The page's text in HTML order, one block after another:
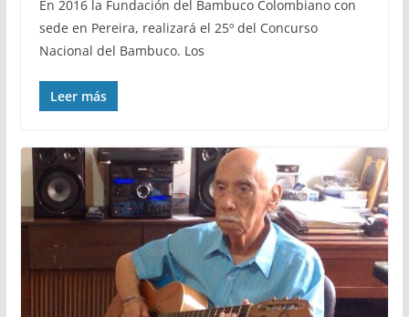
En 2016 la Fundación del Bambuco Colombiano con
sede en Pereira, realizará el 25º del Concurso
Nacional del Bambuco. Los
Leer más